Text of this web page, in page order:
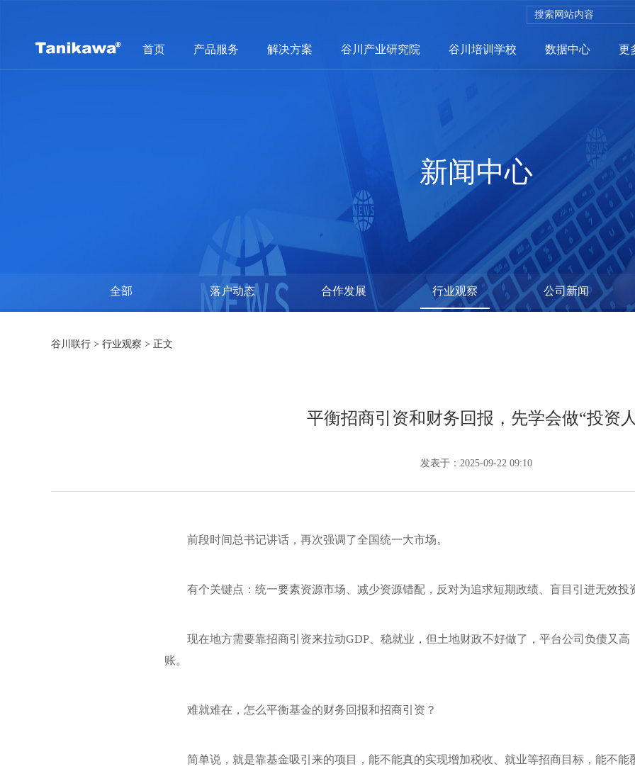
首页 产品服务 解决方案 谷川产业研究院 谷川培训学校 数据中心 更
招商网络 聪招网
企业服务
选哪儿网 政策兑现系统
新闻中心
全部 落户动态 合作发展 行业观察 公司新闻
谷川联行 > 行业观察 > 正文
平衡招商引资和财务回报，先学会做“投资
发表于：2025-09-22 09:10
前段时间总书记讲话，再次强调了全国统一大市场。
有个关键点：统一要素资源市场、减少资源错配，反对为追求短期政绩、盲目引进无效投
现在地方需要靠招商引资来拉动GDP、稳就业，但土地财政不好做了，平台公司负债又
账。
难就难在，怎么平衡基金的财务回报和招商引资？
简单说，就是靠基金吸引来的项目，能不能真的实现增加税收、就业等招商目标，能不能